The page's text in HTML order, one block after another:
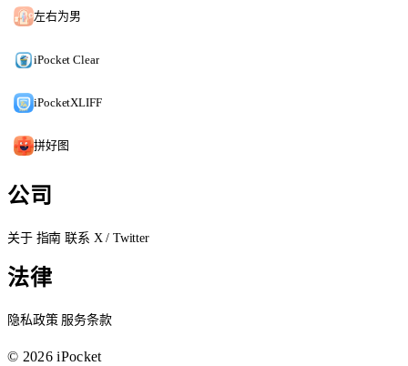
左右为男
iPocket Clear
iPocketXLIFF
拼好图
公司
关于 指南联系 X / Twitter
法律
隐私政策 服务条款
© 2026 iPocket